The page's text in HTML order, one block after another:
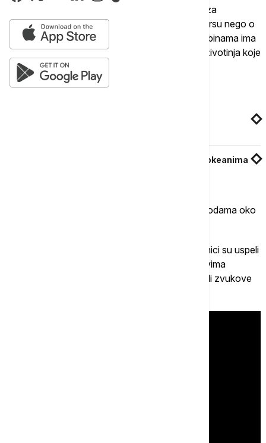
Okeani su veoma veliki i duboki i izuzetno teški za
istraživanje. Često se kaže da znamo više o Marsu nego o
morskom dnu. Stoga nije iznenađujuće što u dubinama ima
stvari koje nikada nismo videli, kao i ponašanja životinja koje
ne možemo da identifikujemo.
Istraživanje: O toplotnim talasima duboko u okeanima
Takozvana "bio-patka" je prvi put snimljena u vodama oko
Odgovor je konačno stigao 2014. godine: naučnici su uspeli
da povežu zvuk sa antarktičkim patuljastim kitovima
(Balaenoptera bonaerensis). Kitovi su proizvodili zvukove